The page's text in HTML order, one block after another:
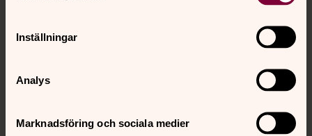
Inställningar
Analys
Marknadsföring och sociala medier
Kalender
Hitta snabbt